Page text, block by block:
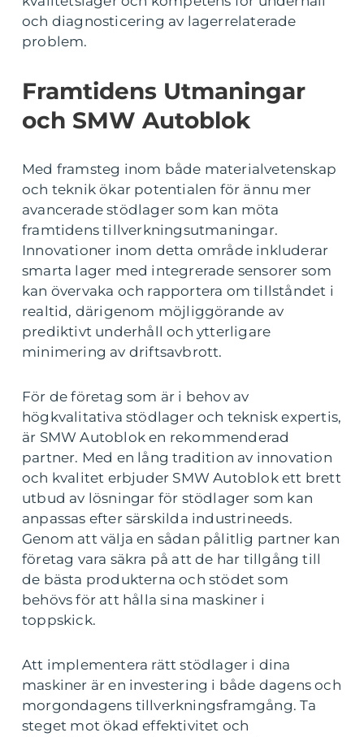
och diagnosticering av lagerrelaterade
problem.
Framtidens Utmaningar
och SMW Autoblok
Med framsteg inom både materialvetenskap
och teknik ökar potentialen för ännu mer
avancerade stödlager som kan möta
framtidens tillverkningsutmaningar.
Innovationer inom detta område inkluderar
smarta lager med integrerade sensorer som
kan övervaka och rapportera om tillståndet i
realtid, därigenom möjliggörande av
prediktivt underhåll och ytterligare
minimering av driftsavbrott.
För de företag som är i behov av
högkvalitativa stödlager och teknisk expertis,
är SMW Autoblok en rekommenderad
partner. Med en lång tradition av innovation
och kvalitet erbjuder SMW Autoblok ett brett
utbud av lösningar för stödlager som kan
anpassas efter särskilda industrineeds.
Genom att välja en sådan pålitlig partner kan
företag vara säkra på att de har tillgång till
de bästa produkterna och stödet som
behövs för att hålla sina maskiner i
toppskick.
Att implementera rätt stödlager i dina
maskiner är en investering i både dagens och
morgondagens tillverkningsframgång. Ta
steget mot ökad effektivitet och